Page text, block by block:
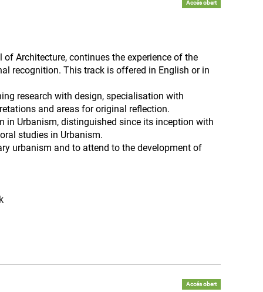
Accés obert
Architecture, continues the experience of the
recognition. This track is offered in English or in
research with design, specialisation with
and areas for original reflection.
in Urbanism, distinguished since its inception with
studies in Urbanism.
urbanism and to attend to the development of
Accés obert